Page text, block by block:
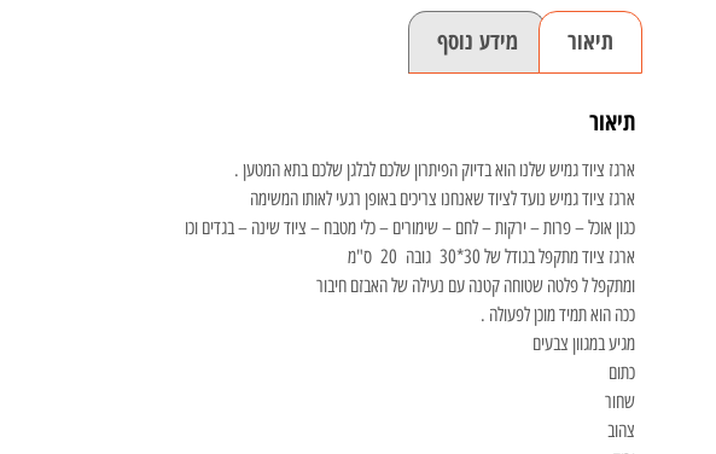
תיאור מידע נוסף
תיאור
ארגז ציוד גמיש שלנו הוא בדיוק הפיתרון שלכם לבלגן שלכם בתא המטען .
ארגז ציוד גמיש נועד לציוד שאנחנו צריכים באופן רגעי לאותו המשימה
כגון אוכל – פרות – ירקות – לחם – שימורים – כלי מטבח – ציוד שינה – בגדים וכו
ארגז ציוד מתקפל בגודל של 30*30 גובה 20 ס"מ
ומתקפל ל פלטה שטוחה קטנה עם נעילה של האבזם חיבור
ככה הוא תמיד מוכן לפעולה .
מגיע במגוון צבעים
כתום
שחור
צהוב